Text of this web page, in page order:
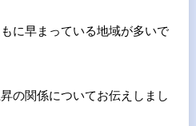
に早まっている地域が多いで
の関係についてお伝えしまし